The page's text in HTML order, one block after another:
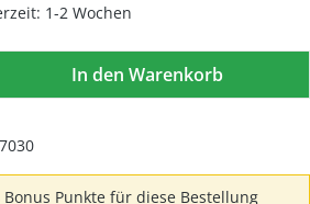
1-2 Wochen
Gib den gewünschten
In den Warenkorb
Punkte für diese Bestellung